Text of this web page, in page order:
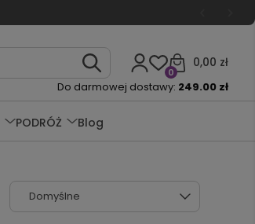
Do darmowej dostawy: 249.00 zł
0,00 zł
0
PODRÓŻ Blog